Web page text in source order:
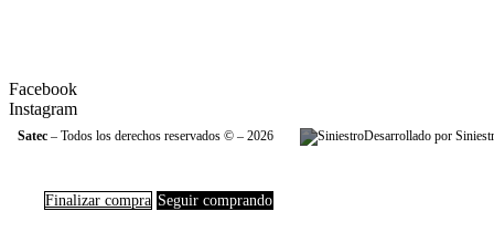
Facebook
Instagram
Satec – Todos los derechos reservados © – 2026 Desarrollado por
Finalizar compra Seguir comprando